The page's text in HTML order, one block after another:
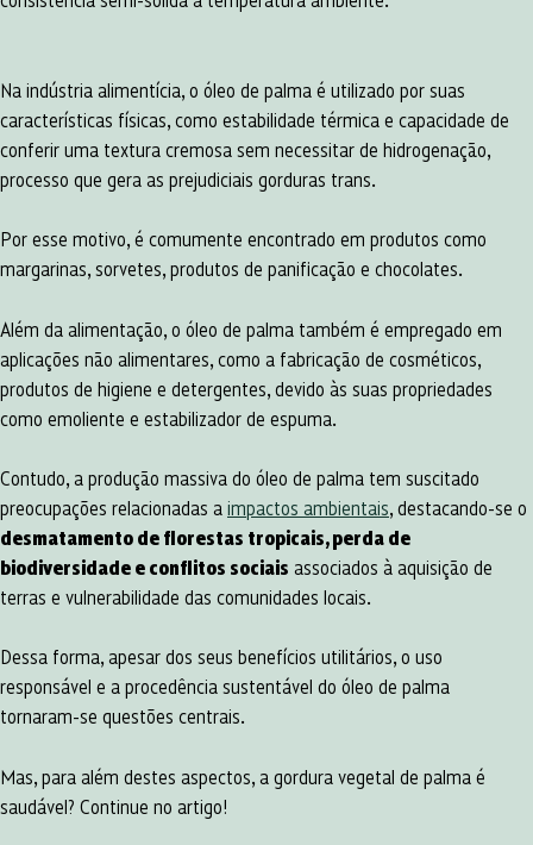
Na indústria alimentícia, o óleo de palma é utilizado por suas
características físicas, como estabilidade térmica e capacidade de
conferir uma textura cremosa sem necessitar de hidrogenação,
processo que gera as prejudiciais gorduras trans.
Por esse motivo, é comumente encontrado em produtos como
margarinas, sorvetes, produtos de panificação e chocolates.
Além da alimentação, o óleo de palma também é empregado em
aplicações não alimentares, como a fabricação de cosméticos,
produtos de higiene e detergentes, devido às suas propriedades
como emoliente e estabilizador de espuma.
Contudo, a produção massiva do óleo de palma tem suscitado
preocupações relacionadas a impactos ambientais, destacando-se o
desmatamento de florestas tropicais, perda de
biodiversidade e conflitos sociais associados à aquisição de
terras e vulnerabilidade das comunidades locais.
Dessa forma, apesar dos seus benefícios utilitários, o uso
responsável e a procedência sustentável do óleo de palma
tornaram-se questões centrais.
Mas, para além destes aspectos, a gordura vegetal de palma é
saudável? Continue no artigo!